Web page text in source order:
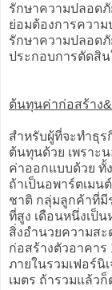
รักษาความปลอด
ย่อมต้องการควา
รักษาความปลอด
ประกอบการตัดสิน
ต้นทุนค่าก่อสร้าง
สำหรับผู้ที่จะทำธุร
ต้นทุนด้วย เพราะ
ค่าออกแบบด้วย ทั้
ถ้าเป็นอพาร์ตเมน
ชาติ กลุ่มลูกค้าที่มี
ที่สูง เดือนหนึ่งเป็
สิ่งอำนวยความสะ
ก่อสร้างตัวอาคาร
ภายในรวมเฟอร์นิ
เมตร ถ้ารวมแล้ว